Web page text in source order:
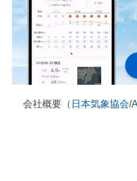
会社概要（ 日本気象協会/